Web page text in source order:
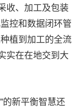
收、加工及包装
控和数据闭环管
植到加工的全流
实在在地交到大
新平衡智慧还